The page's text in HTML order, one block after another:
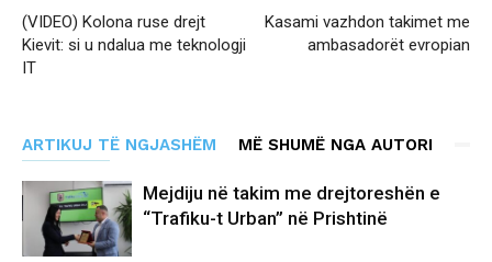
(VIDEO) Kolona ruse drejt
Kievit: si u ndalua me teknologji
IT
Kasami vazhdon takimet me
ambasadorët evropian
ARTIKUJ TË NGJASHËM MË SHUMË NGA AUTORI
Mejdiju në takim me drejtoreshën e
“Trafiku-t Urban” në Prishtinë